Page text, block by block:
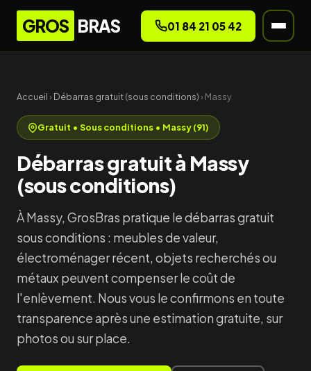
GROS BRAS 01 84 21 05 42
Accueil› Débarras gratuit (sous conditions)› Massy
Gratuit • Sous conditions • Massy (91)
Débarras gratuit à Massy
(sous conditions)
À Massy, GrosBras pratique le débarras gratuit
sous conditions : meubles de valeur,
électroménager récent, objets recherchés ou
métaux peuvent compenser le coût de
l'enlèvement. Nous vous le confirmons en toute
transparence après une estimation gratuite, sur
photos ou sur place.